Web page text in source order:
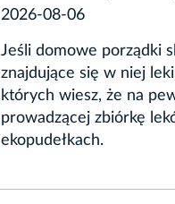
2026-08-06
Jeśli domowe porządki
znajdujące się w niej
których wiesz, że na
prowadzącej zbiórkę
ekopudełkach.